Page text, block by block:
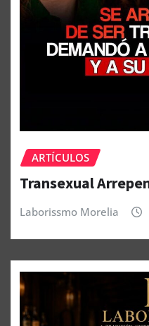
ARTÍCULOS
Transexual
Laborissmo Morelia